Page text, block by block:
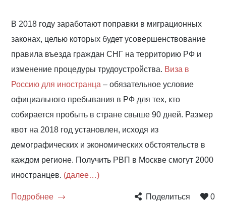
В 2018 году заработают поправки в миграционных
законах, целью которых будет усовершенствование
правила въезда граждан СНГ на территорию РФ и
изменение процедуры трудоустройства. Виза в
Россию для иностранца – обязательное условие
официального пребывания в РФ для тех, кто
собирается пробыть в стране свыше 90 дней. Размер
квот на 2018 год установлен, исходя из
демографических и экономических обстоятельств в
каждом регионе. Получить РВП в Москве смогут 2000
иностранцев. (далее…)
Подробнее Поделиться 0